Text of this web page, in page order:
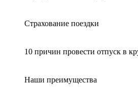
Страхование поездки
10 причин провести отпуск в
Наши преимущества